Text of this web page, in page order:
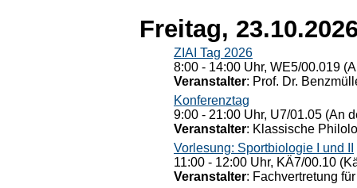
Freitag,
ZIAI Tag 2026
8:00 - 14:00 Uhr, WE5/00.019
Veranstalter: Prof. Dr.
Konferenztag
9:00 - 21:00 Uhr, U7/01.05 (An
Veranstalter: Klassische
Vorlesung: Sportbiologie I und II
11:00 - 12:00 Uhr, KÄ7/00.10
Veranstalter: Fachvertretung